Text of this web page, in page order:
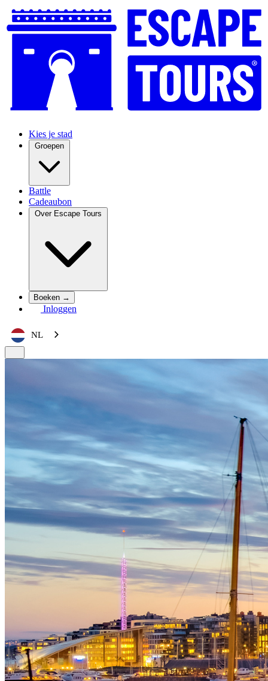
Kies je stad
Groepen
Battle
Cadeaubon
Over Escape Tours
Boeken →
Inloggen
NL